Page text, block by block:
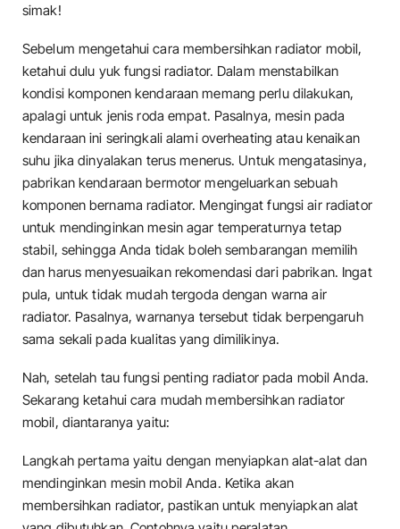
simak!
Sebelum mengetahui cara membersihkan radiator mobil,
ketahui dulu yuk fungsi radiator. Dalam menstabilkan
kondisi komponen kendaraan memang perlu dilakukan,
apalagi untuk jenis roda empat. Pasalnya, mesin pada
kendaraan ini seringkali alami overheating atau kenaikan
suhu jika dinyalakan terus menerus. Untuk mengatasinya,
pabrikan kendaraan bermotor mengeluarkan sebuah
komponen bernama radiator. Mengingat fungsi air radiator
untuk mendinginkan mesin agar temperaturnya tetap
stabil, sehingga Anda tidak boleh sembarangan memilih
dan harus menyesuaikan rekomendasi dari pabrikan. Ingat
pula, untuk tidak mudah tergoda dengan warna air
radiator. Pasalnya, warnanya tersebut tidak berpengaruh
sama sekali pada kualitas yang dimilikinya.
Nah, setelah tau fungsi penting radiator pada mobil Anda.
Sekarang ketahui cara mudah membersihkan radiator
mobil, diantaranya yaitu:
Langkah pertama yaitu dengan menyiapkan alat-alat dan
mendinginkan mesin mobil Anda. Ketika akan
membersihkan radiator, pastikan untuk menyiapkan alat